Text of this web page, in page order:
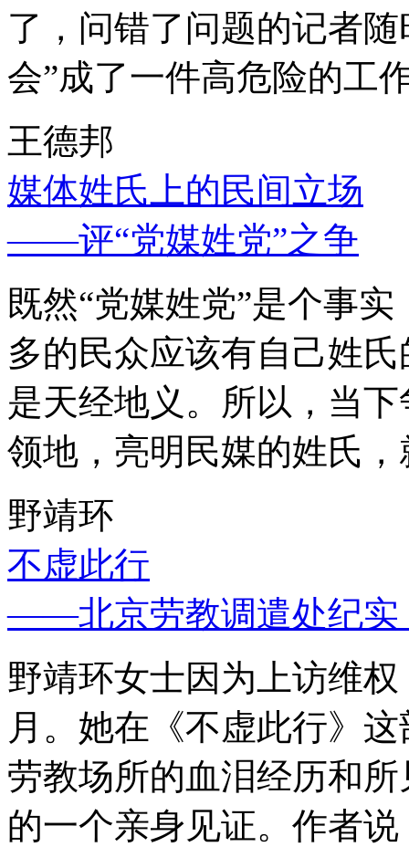
了，问错了问题的记者
会”成了一件高危险的工
王德邦
媒体姓氏上的民间立场
——评“党媒姓党”之争
既然“党媒姓党”是个事
多的民众应该有自己姓
是天经地义。所以，当
领地，亮明民媒的姓氏
野靖环
不虚此行
——北京劳教调遣处纪实
野靖环女士因为上访维
月。她在《不虚此行》
劳教场所的血泪经历和
的一个亲身见证。作者